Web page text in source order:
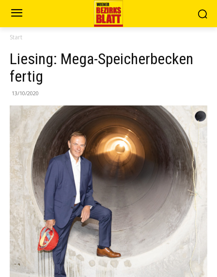
Start
Liesing: Mega-Speicherbecken
fertig
13/10/2020